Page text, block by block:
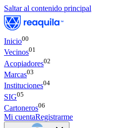
Saltar al contenido principal
Inicio00
Vecinos01
Acopiadores02
Marcas03
Instituciones04
SIG05
Cartoneros06
Mi cuentaRegistrarme